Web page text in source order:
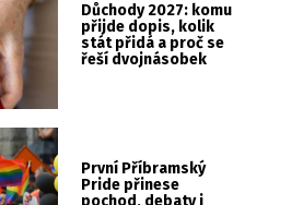
Důchody 2027: komu
přijde dopis, kolik
stát přidá a proč se
řeší dvojnásobek
První Příbramský
Pride přinese